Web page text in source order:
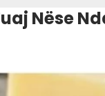
Nëse